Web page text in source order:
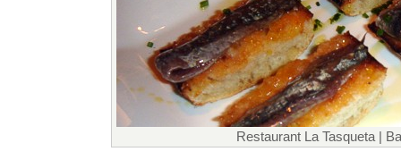
Restaurant La Tasqueta |